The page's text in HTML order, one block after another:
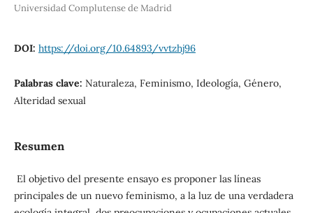
Universidad Complutense de Madrid
DOI: https://doi.org/10.64893/vvtzhj96
Palabras clave: Naturaleza, Feminismo, Ideología, Género,
Alteridad sexual
Resumen
El objetivo del presente ensayo es proponer las líneas
principales de un nuevo feminismo, a la luz de una verdadera